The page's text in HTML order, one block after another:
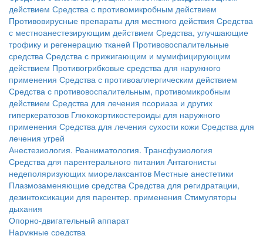
действием Средства с противомикробным действием
Противовирусные препараты для местного действия Средства
с местноанестезирующим действием Средства, улучшающие
трофику и регенерацию тканей Противовоспалительные
средства Средства с прижигающим и мумифицирующим
действием Противогрибковые средства для наружного
применения Средства с противоаллергическим действием
Средства с противовоспалительным, противомикробным
действием Средства для лечения псориаза и других
гиперкератозов Глюкокортикостероиды для наружного
применения Средства для лечения сухости кожи Средства для
лечения угрей
Анестезиология. Реаниматология. Трансфузиология
Средства для парентерального питания Антагонисты
недеполяризующих миорелаксантов Местные анестетики
Плазмозаменяющие средства Средства для регидратации,
дезинтоксикации для парентер. применения Стимуляторы
дыхания
Опорно-двигательный аппарат
Наружные средства